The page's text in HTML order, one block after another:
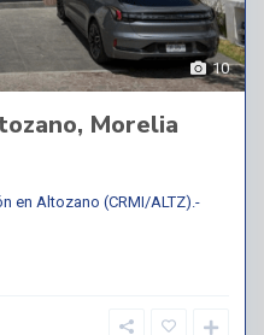
10
Morelia
en Altozano (CRMI/ALTZ).-